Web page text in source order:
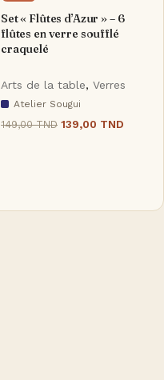
Set « Flûtes d’Azur » – 6
flûtes en verre soufflé
craquelé
Arts de la table, Verres
Atelier Sougui
149,00TND 139,00 TND